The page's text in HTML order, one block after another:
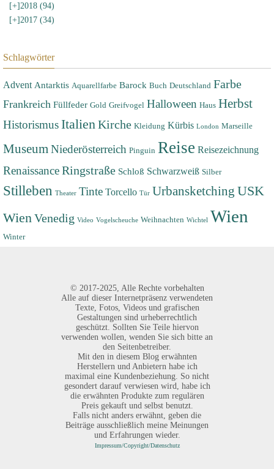
[+]2018 (94)
[+]2017 (34)
Schlagwörter
Advent Antarktis Aquarellfarbe Barock Buch Deutschland Farbe
Frankreich Füllfeder Gold Greifvogel Halloween Haus Herbst
HistorismusItalienKirche Kleidung Kürbis London Marseille
MuseumNiederösterreich Pinguin Reise Reisezeichnung
RenaissanceRingstraße Schloß Schwarzweiß Silber
Stilleben Theater Tinte Torcello Tür Urbansketching USK
WienVenedig Video Vogelscheuche Weihnachten Wichtel Wien
Winter
© 2017-2025, Alle Rechte vorbehalten
Alle auf dieser Internetpräsenz verwendeten
Texte, Fotos, Videos und grafischen
Gestaltungen sind urheberrechtlich
geschützt. Sollten Sie Teile hiervon
verwenden wollen, wenden Sie sich bitte an
den Seitenbetreiber.
Mit den in diesem Blog erwähnten
Herstellern und Anbietern habe ich
maximal eine Kundenbeziehung. So nicht
gesondert darauf verwiesen wird, habe ich
die erwähnten Produkte zum regulären
Preis gekauft und selbst benutzt.
Falls nicht anders erwähnt, geben die
Beiträge ausschließlich meine Meinungen
und Erfahrungen wieder.
Impressum/Copyright/Datenschutz